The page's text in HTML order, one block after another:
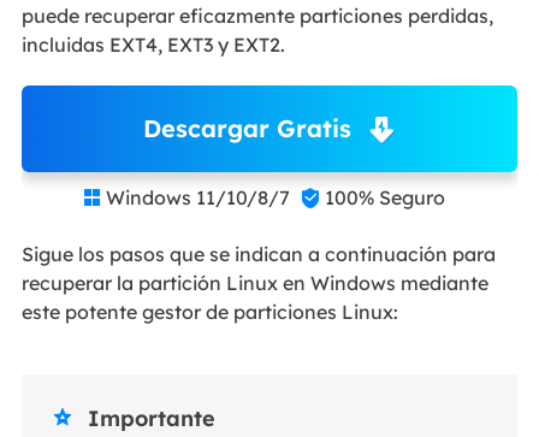
puede recuperar eficazmente particiones perdidas,
incluidas EXT4, EXT3 y EXT2.
Descargar Gratis
 Windows 11/10/8/7  100% Seguro
Sigue los pasos que se indican a continuación para
recuperar la partición Linux en Windows mediante
este potente gestor de particiones Linux:
 Importante